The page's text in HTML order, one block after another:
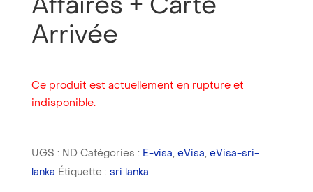
Affaires + Carte
Arrivée
Ce produit est actuellement en rupture et
indisponible.
UGS : ND Catégories : E-visa, eVisa, eVisa-sri-
lanka Étiquette : sri lanka